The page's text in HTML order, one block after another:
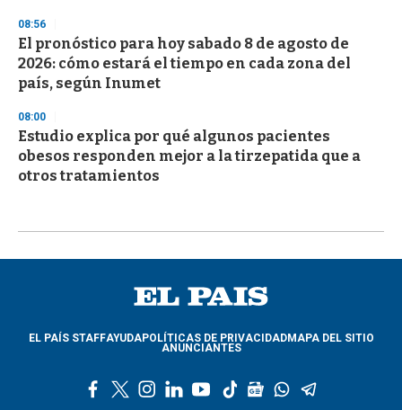
08:56
El pronóstico para hoy sabado 8 de agosto de
2026: cómo estará el tiempo en cada zona del
país, según Inumet
08:00
Estudio explica por qué algunos pacientes
obesos responden mejor a la tirzepatida que a
otros tratamientos
EL PAÍS STAFFAYUDAPOLÍTICAS DE PRIVACIDADMAPA DEL SITIO
ANUNCIANTES
l
y
t
g
w